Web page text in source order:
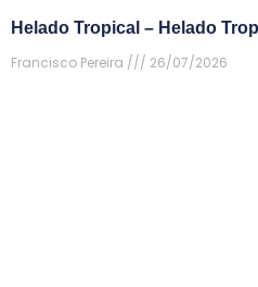
Helado Tropical – Helado
Francisco Pereira
26/07/2026